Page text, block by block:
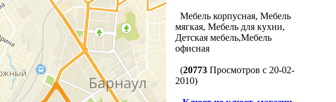
Мебель корпусная, Мебель
мягкая, Мебель для кухни,
Детская мебель,Мебель
офисная
(20773 Просмотров с 20-02-
2010)